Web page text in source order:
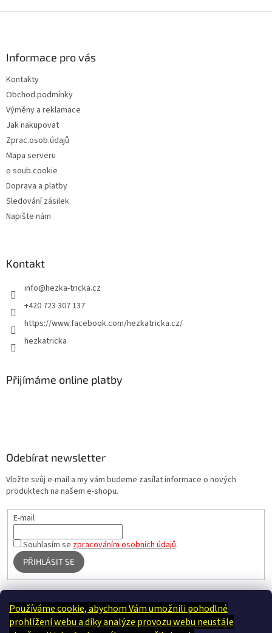
Používáme cookie, abychom Vám umožnili pohodlné
prohlížení webu a díky analýze provozu webu neustále
Informace pro vás
Kontakty
Obchod.podmínky
Výměny a reklamace
Jak nakupovat
Zprac.osob.údajů
Mapa serveru
o soub.cookie
Doprava a platby
Sledování zásilek
Napište nám
Kontakt
info@hezka-tricka.cz
+420 723 307 137
https://www.facebook.com/hezkatricka.cz/
hezkatricka
Přijímáme online platby
Odebírat newsletter
Vložte svůj e-mail a my vám budeme zasílat informace o nových
produktech na našem e-shopu.
E-mail
Souhlasím sezpracováním osobních údajů.
PŘIHLÁSIT SE
Terapie Kamínek - Dotek, který utiší tělo i duši